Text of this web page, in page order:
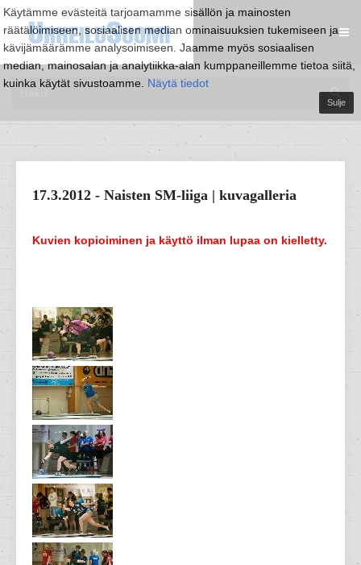
Käytämme evästeitä tarjoamamme sisällön ja mainosten
räätälöimiseen, sosiaalisen median ominaisuuksien tukemiseen ja
kävijämäärämme analysoimiseen. Jaamme myös sosiaalisen
median, mainosalan ja analytiikka-alan kumppaneillemme tietoa siitä,
kuinka käytät sivustoamme. Näytä tiedot
Sulje
17.3.2012 - Naisten SM-liiga | kuvagalleria
Kuvien kopioiminen ja käyttö ilman lupaa on kielletty.